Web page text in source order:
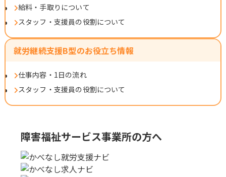
給料・手取りについて
スタッフ・支援員の役割について
就労継続支援B型のお役立ち情報
仕事内容・1日の流れ
スタッフ・支援員の役割について
障害福祉サービス事業所の方へ